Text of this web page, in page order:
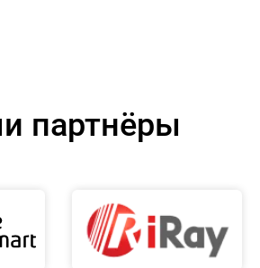
партнёры